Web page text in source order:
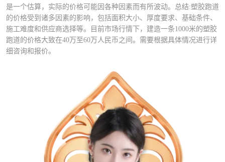
是一个估算，实际的价格可能因各种因素而有所波动。总结:塑胶跑道
的价格受到诸多因素的影响，包括面积大小、厚度要求、基础条件、
施工难度和供应商选择等。目前市场行情下，建造一条1000米的塑胶
跑道的价格大致在40万至60万人民币之间。需要根据具体情况进行详
细咨询和报价。